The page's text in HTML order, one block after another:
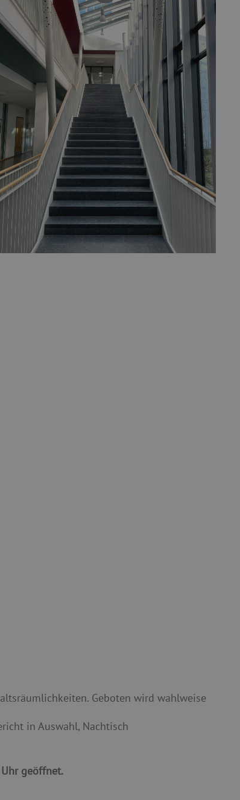
Geboten wird wahlweise
in Auswahl, Nachtisch
geöffnet.